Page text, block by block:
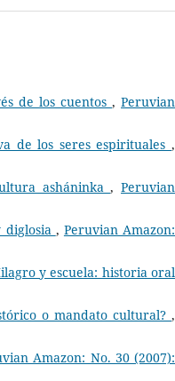
de los cuentos , Peruvian
de los seres espirituales,
asháninka,Peruvian
, Peruvian Amazon:
y escuela: historia oral
o mandato cultural?,
Amazon: No. 30 (2007):